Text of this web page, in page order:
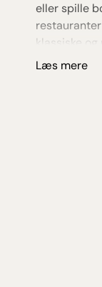
eller spille
klassiske
spænder fra
Læs mere